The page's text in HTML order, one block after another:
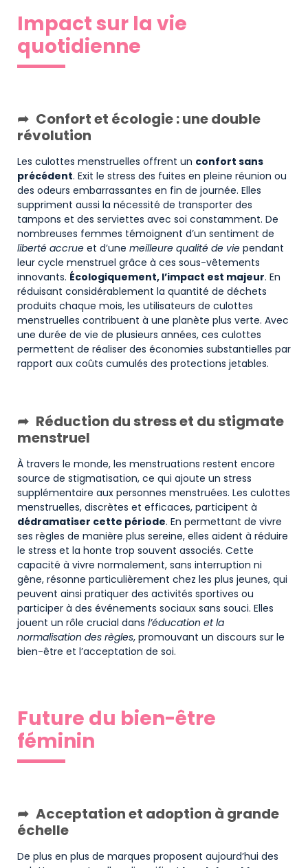
Impact sur la vie
quotidienne
Confort et écologie : une double
révolution
Les culottes menstruelles offrent un confort sans
précédent. Exit le stress des fuites en pleine réunion ou
des odeurs embarrassantes en fin de journée. Elles
suppriment aussi la nécessité de transporter des
tampons et des serviettes avec soi constamment. De
nombreuses femmes témoignent d’un sentiment de
liberté accrue et d’une meilleure qualité de vie pendant
leur cycle menstruel grâce à ces sous-vêtements
innovants. Écologiquement, l’impact est majeur. En
réduisant considérablement la quantité de déchets
produits chaque mois, les utilisateurs de culottes
menstruelles contribuent à une planète plus verte. Avec
une durée de vie de plusieurs années, ces culottes
permettent de réaliser des économies substantielles par
rapport aux coûts cumulés des protections jetables.
Réduction du stress et du stigmate
menstruel
À travers le monde, les menstruations restent encore
source de stigmatisation, ce qui ajoute un stress
supplémentaire aux personnes menstruées. Les culottes
menstruelles, discrètes et efficaces, participent à
dédramatiser cette période. En permettant de vivre
ses règles de manière plus sereine, elles aident à réduire
le stress et la honte trop souvent associés. Cette
capacité à vivre normalement, sans interruption ni
gêne, résonne particulièrement chez les plus jeunes, qui
peuvent ainsi pratiquer des activités sportives ou
participer à des événements sociaux sans souci. Elles
jouent un rôle crucial dans l’éducation et la
normalisation des règles, promouvant un discours sur le
bien-être et l’acceptation de soi.
Future du bien-être
féminin
Acceptation et adoption à grande
échelle
De plus en plus de marques proposent aujourd’hui des